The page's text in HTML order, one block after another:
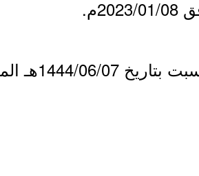
2022/12/31م.